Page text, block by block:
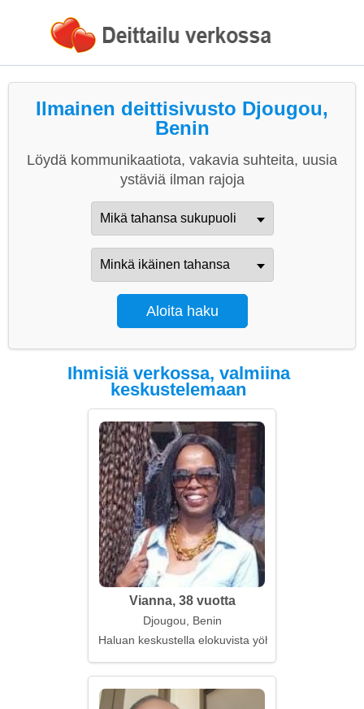
Ilmainen deittisivusto Djougou,
Benin
Löydä kommunikaatiota, vakavia suhteita, uusia
ystäviä ilman rajoja
Ihmisiä verkossa, valmiina
keskustelemaan
Vianna, 38 vuotta
Djougou, Benin
Haluan keskustella elokuvista yöhön asti